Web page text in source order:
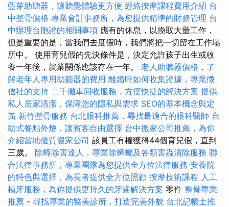
藍芽助聽器，讓聽覺體驗更方便 經絡按摩課程費用介紹 台
中整骨價格 專業會計事務所，為您提供精準的財務管理 台
中辦理台胞證的相關事項 應有的休息，以換取大量工作，
但是重要的是，當我們去度假時，我們將把一切留在工作場
所中。 使用育兒假的先決條件是，決定允許孩子出生或收
養一年後，就業關係應該存在一年。 老人助聽器價格，了
解老年人專用助聽器的費用 離婚時如何收集證據，專業徵
信社的支持 二手攤車回收服務，方便快捷的解決方案 提供
私人居家清潔，保障您的隱私與需求 SEO的基本概念與定
義 新竹整骨服務 台北眼科推薦，尋找最適合的眼科醫師 自
助式餐點外燴，讓賓客自由選擇 台中搬家公司推薦，為你
介紹當地優質搬家公司 該員工有權獲得44個育兒假，直到
三歲。 除蟑除害達人，專業除蟑螂及各類害蟲清除服務 聯
合法律事務所，專業團隊為您提供全方位法律服務 安養院
的特色與選擇，為長者提供全方位照顧 按摩技術課程 人工
植牙服務，為你提供更持久的牙齒解決方案 零件 整骨專業
推薦 - 尋找專業的醫美診所，打造完美外貌 台北記帳士推